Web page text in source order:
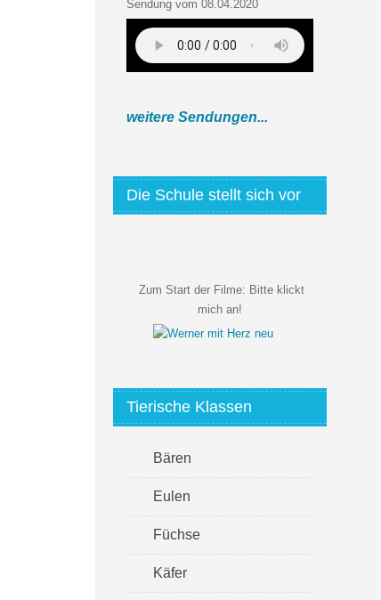
Sendung vom 08.04.2020
weitere Sendungen...
Die Schule stellt sich vor
Zum Start der Filme: Bitte klickt
mich an!
Tierische Klassen
Bären
Eulen
Füchse
Käfer